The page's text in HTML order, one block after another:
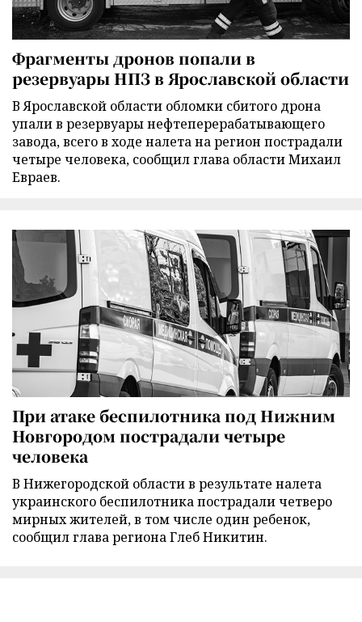
Фрагменты дронов попали в
резервуары НПЗ в Ярославской области
В Ярославской области обломки сбитого дрона
упали в резервуары нефтеперерабатывающего
завода, всего в ходе налета на регион пострадали
четыре человека, сообщил глава области Михаил
Евраев.
При атаке беспилотника под Нижним
Новгородом пострадали четыре
человека
В Нижегородской области в результате налета
украинского беспилотника пострадали четверо
мирных жителей, в том числе один ребенок,
сообщил глава региона Глеб Никитин.